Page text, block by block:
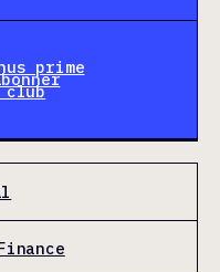
prime
club